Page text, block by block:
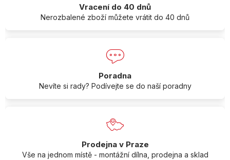
Vracení do 40 dnů
Nerozbalené zboží můžete vrátit do 40 dnů
Poradna
Nevíte si rady? Podívejte se do naší poradny
Prodejna v Praze
Vše na jednom místě - montážní dílna, prodejna a sklad